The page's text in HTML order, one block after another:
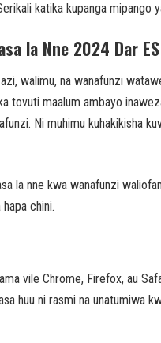
katika kupanga mipango
la Nne 2024 Dar
walimu, na wanafunzi
tovuti maalum ambayo
Ni muhimu kuhakikisha
la nne kwa wanafunzi
chini.
vile Chrome, Firefox, au
huu ni rasmi na unatumiwa